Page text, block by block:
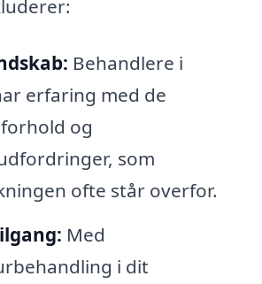
Behandlere i
erfaring med de
og
som
ofte står overfor.
Med
i dit